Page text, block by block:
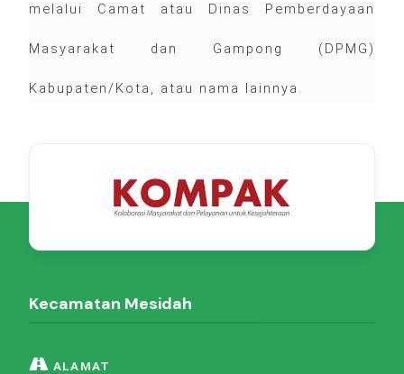
melalui Camat atau Dinas Pemberdayaan
Masyarakat dan Gampong (DPMG)
Kabupaten/Kota, atau nama lainnya.
Kecamatan Mesidah
ALAMAT